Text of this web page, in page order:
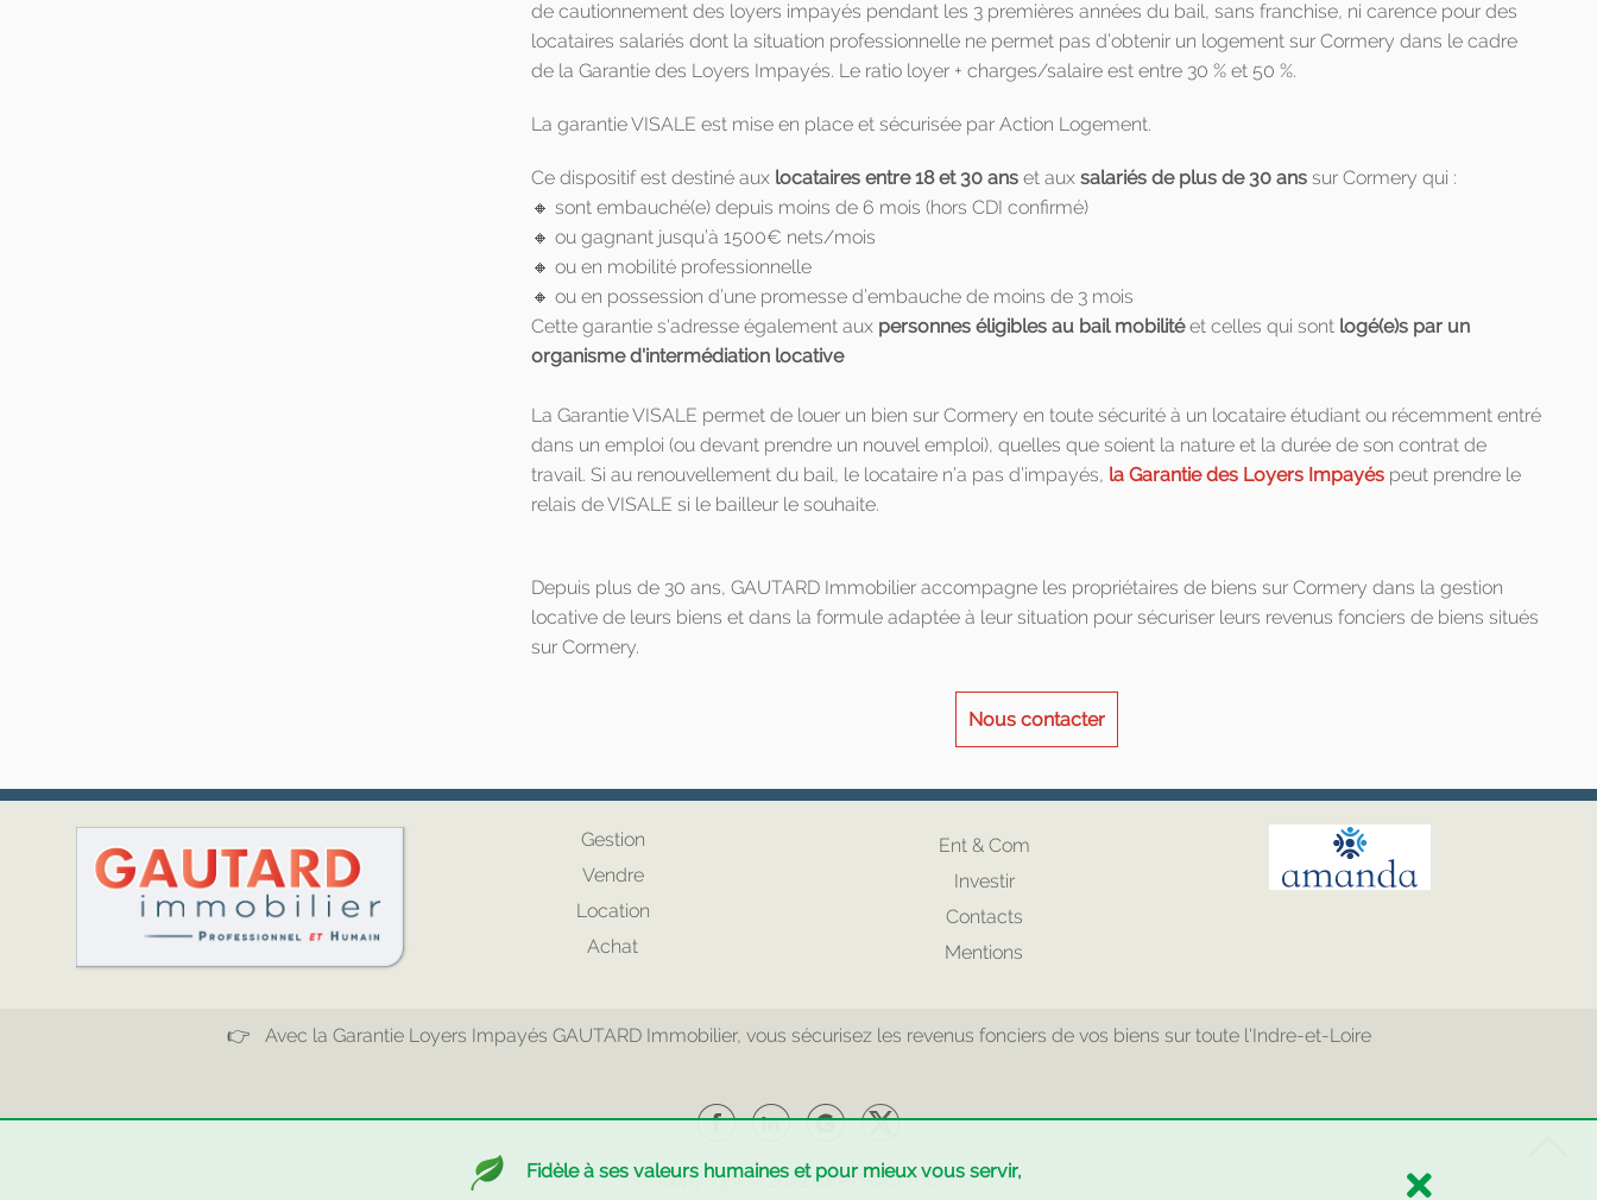
de cautionnement des loyers impayés pendant les 3 premières années du bail, sans franchise, ni carence pour des
locataires salariés dont la situation professionnelle ne permet pas d’obtenir un logement sur Cormery dans le cadre
de la Garantie des Loyers Impayés. Le ratio loyer + charges/salaire est entre 30 % et 50 %.
La garantie VISALE est mise en place et sécurisée par Action Logement.
Ce dispositif est destiné aux locataires entre 18 et 30 ans et aux salariés de plus de 30 ans sur Cormery qui :
🔸 sont embauché(e) depuis moins de 6 mois (hors CDI confirmé)
🔸 ou gagnant jusqu’à 1500€ nets/mois
🔸 ou en mobilité professionnelle
🔸 ou en possession d’une promesse d’embauche de moins de 3 mois
Cette garantie s'adresse également aux personnes éligibles au bail mobilitéet celles qui sont logé(e)s par un
organisme d'intermédiation locative
La Garantie VISALE permet de louer un bien sur Cormery en toute sécurité à un locataire étudiant ou récemment entré
dans un emploi (ou devant prendre un nouvel emploi), quelles que soient la nature et la durée de son contrat de
travail. Si au renouvellement du bail, le locataire n’a pas d’impayés, la Garantie des Loyers Impayés peut prendre le
relais de VISALE si le bailleur le souhaite.
Depuis plus de 30 ans, GAUTARD Immobilier accompagne les propriétaires de biens sur Cormery dans la gestion
locative de leurs biens et dans la formule adaptée à leur situation pour sécuriser leurs revenus fonciers de biens situés
sur Cormery.
Nous contacter
Fidèle à ses valeurs humaines et pour mieux vous servir,
Gestion
Vendre
Location
Achat
Ent & Com
Investir
Contacts
Mentions
👉 Avec la Garantie Loyers Impayés GAUTARD Immobilier, vous sécurisez les revenus fonciers de vos biens sur toute l'Indre-et-Loire
Copyright © 2022 CEP- SOCOTIC